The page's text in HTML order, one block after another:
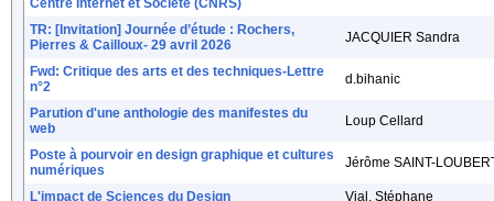
Centre Internet et Société (CNRS)
TR: [Invitation] Journée d’étude : Rochers,
Pierres & Cailloux- 29 avril 2026
JACQUIER Sandra
Fwd: Critique des arts et des techniques-Lettre
n°2
d.bihanic
Parution d'une anthologie des manifestes du
web
Loup Cellard
Poste à pourvoir en design graphique et cultures
numériques
Jérôme SAINT-
L'impact de Sciences du Design
Vial, Stéphane